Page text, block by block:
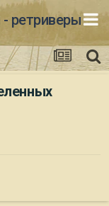
ретриверы